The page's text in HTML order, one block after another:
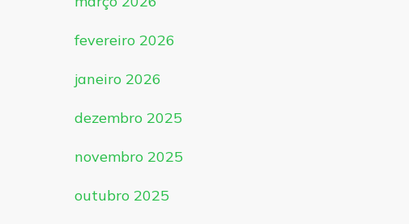
fevereiro 2026
janeiro 2026
dezembro 2025
novembro 2025
outubro 2025